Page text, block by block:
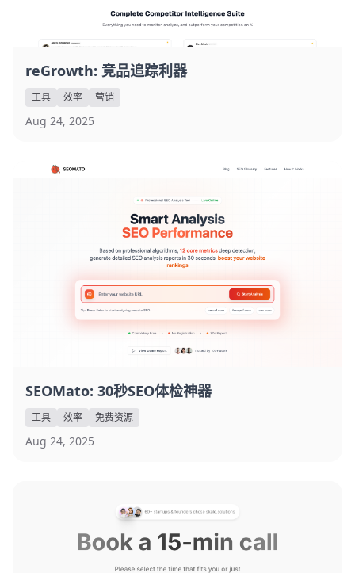
reGrowth: 竞品追踪利器
工具 效率 营销
Aug 24, 2025
SEOMato: 30秒SEO体检神器
工具 效率 免费资源
Aug 24, 2025